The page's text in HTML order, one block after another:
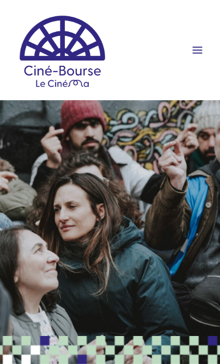
FILMS ET HORAIRES
ÉVÉNEMENTS
SCOLAIRES
PRATIQUE
RÉSERVATION
PROGRAMME